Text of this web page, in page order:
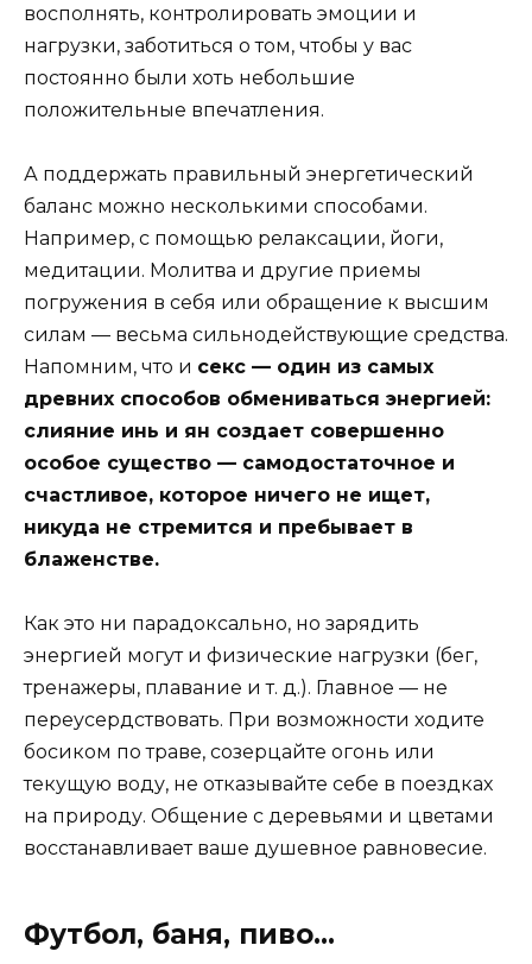
восполнять, контролировать эмоции и
нагрузки, заботиться о том, чтобы у вас
постоянно были хоть небольшие
положительные впечатления.
А поддержать правильный энергетический
баланс можно несколькими способами.
Например, с помощью релаксации, йоги,
медитации. Молитва и другие приемы
погружения в себя или обращение к высшим
силам — весьма сильнодействующие средства.
Напомним, что и секс — один из самых
древних способов обмениваться энергией:
слияние инь и ян создает совершенно
особое существо — самодостаточное и
счастливое, которое ничего не ищет,
никуда не стремится и пребывает в
блаженстве.
Как это ни парадоксально, но зарядить
энергией могут и физические нагрузки (бег,
тренажеры, плавание и т. д.). Главное — не
переусердствовать. При возможности ходите
босиком по траве, созерцайте огонь или
текущую воду, не отказывайте себе в поездках
на природу. Общение с деревьями и цветами
восстанавливает ваше душевное равновесие.
Футбол, баня, пиво…